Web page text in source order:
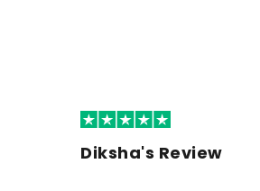
Diksha's Review